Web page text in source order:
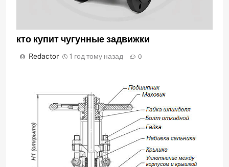
кто купит чугунные задвижки
Redactor 1 год тому назад 0